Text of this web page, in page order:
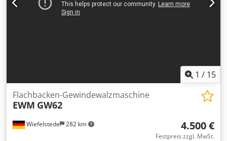
865x1332x2175mm Gewicht 460kg Weitere tech. Daten
siehe pdf.- Dokument Dwjdokfp D Tepfx Al Dsa Tech. Daten
1 / 15
Wiefelstede 282 km
Flachbacken-Gewindewalzmaschine
EWM GW62
4.500 €
Festpreis zzgl. MwSt.